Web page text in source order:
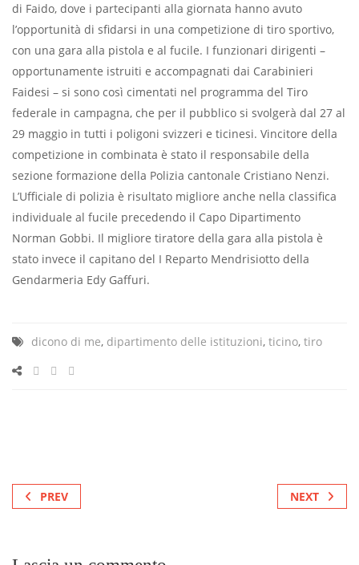
di Faido, dove i partecipanti alla giornata hanno avuto
l’opportunità di sfidarsi in una competizione di tiro sportivo,
con una gara alla pistola e al fucile. I funzionari dirigenti –
opportunamente istruiti e accompagnati dai Carabinieri
Faidesi – si sono così cimentati nel programma del Tiro
federale in campagna, che per il pubblico si svolgerà dal 27 al
29 maggio in tutti i poligoni svizzeri e ticinesi. Vincitore della
competizione in combinata è stato il responsabile della
sezione formazione della Polizia cantonale Cristiano Nenzi.
L’Ufficiale di polizia è risultato migliore anche nella classifica
individuale al fucile precedendo il Capo Dipartimento
Norman Gobbi. Il migliore tiratore della gara alla pistola è
stato invece il capitano del I Reparto Mendrisiotto della
Gendarmeria Edy Gaffuri.
dicono di me, dipartimento delle istituzioni, ticino, tiro
PREV NEXT